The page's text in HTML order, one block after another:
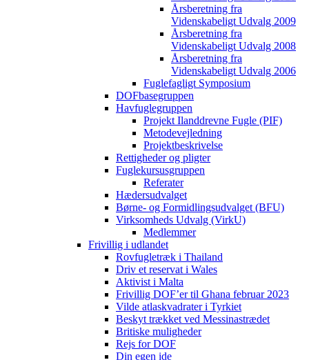
Årsberetning fra
Videnskabeligt Udvalg 2009
Årsberetning fra
Videnskabeligt Udvalg 2008
Årsberetning fra
Videnskabeligt Udvalg 2006
Fuglefagligt Symposium
DOFbasegruppen
Havfuglegruppen
Projekt Ilanddrevne Fugle (PIF)
Metodevejledning
Projektbeskrivelse
Rettigheder og pligter
Fuglekursusgruppen
Referater
Hædersudvalget
Børne- og Formidlingsudvalget (BFU)
Virksomheds Udvalg (VirkU)
Medlemmer
Frivillig i udlandet
Rovfugletræk i Thailand
Driv et reservat i Wales
Aktivist i Malta
Frivillig DOF’er til Ghana februar 2023
Vilde atlaskvadrater i Tyrkiet
Beskyt trækket ved Messinastrædet
Britiske muligheder
Rejs for DOF
Din egen ide